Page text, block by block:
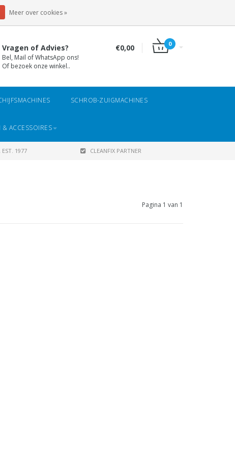
Vragen of Advies?
Bel, Mail of WhatsApp ons!
Of bezoek onze winkel..
€0,00 0
SCHROB-ZUIGMACHINES
ACCESSOIRES
EST. 1977 CLEANFIX PARTNER
Pagina 1 van 1
Meer over cookies »